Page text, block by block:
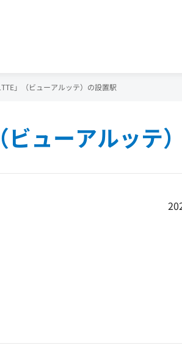
」（ビューアルッテ）の設置駅
（ビューアルッテ